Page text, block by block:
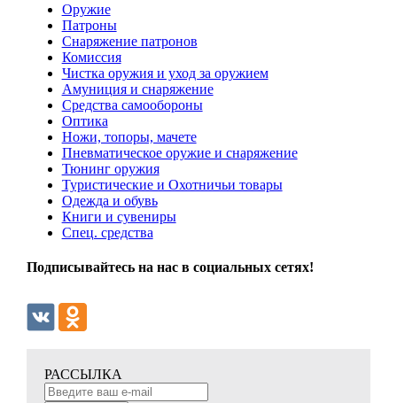
Оружие
Патроны
Снаряжение патронов
Комиссия
Чистка оружия и уход за оружием
Амуниция и снаряжение
Средства самообороны
Оптика
Ножи, топоры, мачете
Пневматическое оружие и снаряжение
Тюнинг оружия
Туристические и Охотничьи товары
Одежда и обувь
Книги и сувениры
Спец. средства
Подписывайтесь на нас в социальных сетях!
РАССЫЛКА